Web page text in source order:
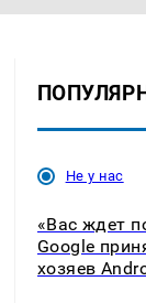
Не у нас
«Вас ждет
Google
хозяев